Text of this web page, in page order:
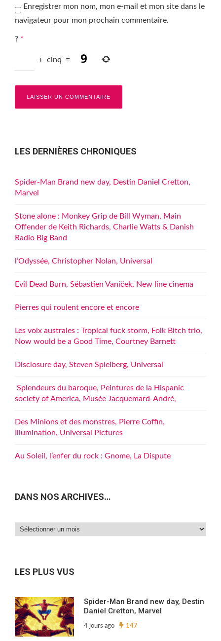
Enregistrer mon nom, mon e-mail et mon site dans le
navigateur pour mon prochain commentaire.
? *
+ cinq =
LES DERNIÈRES CHRONIQUES
Spider-Man Brand new day, Destin Daniel Cretton,
Marvel
Stone alone : Monkey Grip de Bill Wyman, Main
Offender de Keith Richards, Charlie Watts & Danish
Radio Big Band
l’Odyssée, Christopher Nolan, Universal
Evil Dead Burn, Sébastien Vaniček, New line cinema
Pierres qui roulent encore et encore
Les voix australes : Tropical fuck storm, Folk Bitch trio,
Now would be a Good Time, Courtney Barnett
Disclosure day, Steven Spielberg, Universal
Splendeurs du baroque, Peintures de la Hispanic
society of America, Musée Jacquemard-André,
Des Minions et des monstres, Pierre Coffin,
Illumination, Universal Pictures
Au Soleil, l’enfer du rock : Gnome, La Dispute
DANS NOS ARCHIVES…
Dans
LES PLUS VUS
Spider-Man Brand new day, Destin
Daniel Cretton, Marvel
4 jours ago 147